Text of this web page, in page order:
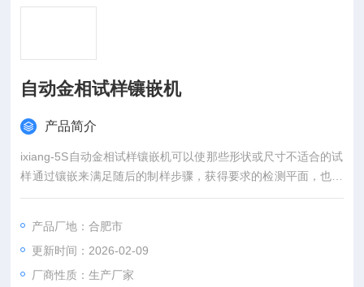
自动金相试样镶嵌机
产品简介
ixiang-5S自动金相试样镶嵌机可以使那些形状或尺寸不适合的试
样通过镶嵌来满足随后的制样步骤，获得要求的检测平面，也可
以保护边缘或预防制备过程造成的表面缺陷。抛光机对试样尺寸
产品厂地：合肥市
更新时间：2026-02-09
厂商性质：生产厂家